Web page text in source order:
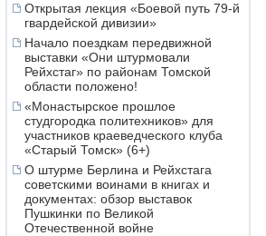
Открытая лекция «Боевой путь 79-й
гвардейской дивизии»
Начало поездкам передвижной
выставки «Они штурмовали
Рейхстаг» по районам Томской
области положено!
«Монастырское прошлое
студгородка политехников» для
участников краеведческого клуба
«Старый Томск» (6+)
О штурме Берлина и Рейхстага
советскими воинами в книгах и
документах: обзор выставок
Пушкинки по Великой
Отечественной войне